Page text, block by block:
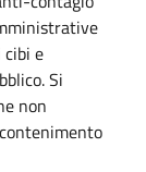
cibi e
Si
non